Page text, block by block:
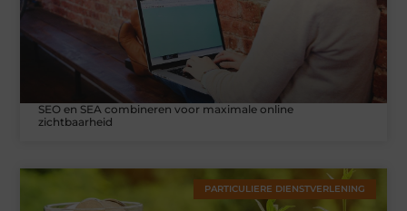
SEO en SEA combineren voor maximale online
zichtbaarheid
PARTICULIERE DIENSTVERLENING